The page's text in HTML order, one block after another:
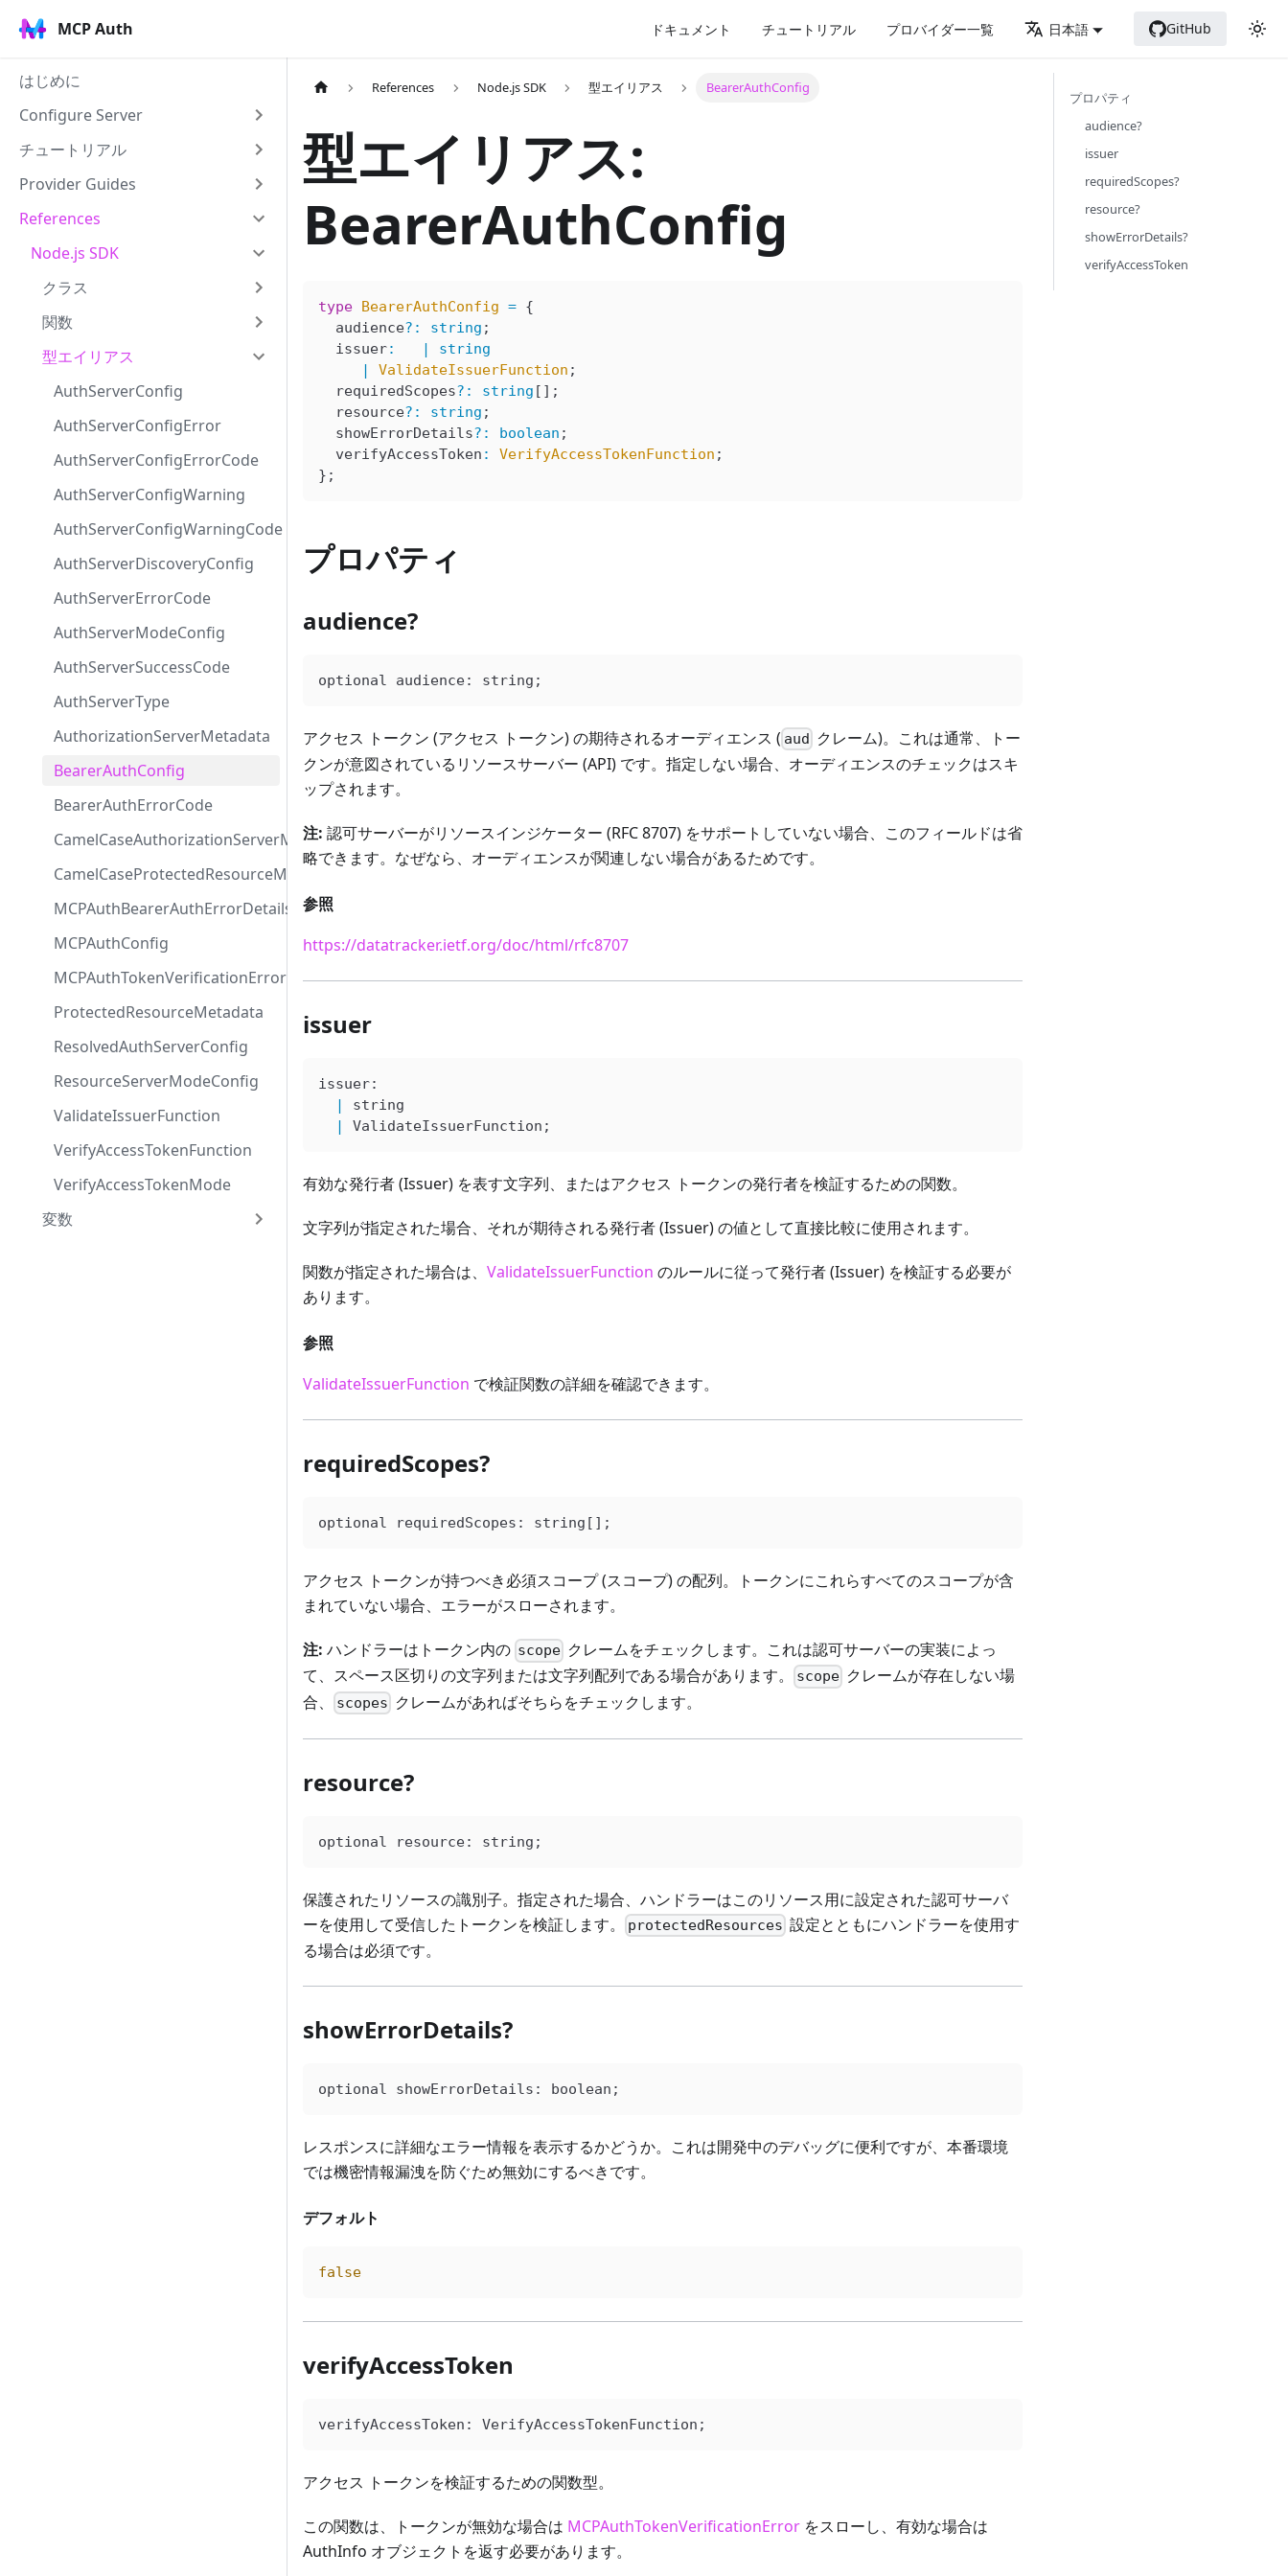
MCP Auth ドキュメント チュートリアル プロバイダー一覧 日本語 GitHub
はじめに
Configure Server
チュートリアル
Provider Guides
References
Node.js SDK
クラス
関数
型エイリアス
AuthServerConfig
AuthServerConfigError
AuthServerConfigErrorCode
AuthServerConfigWarning
AuthServerConfigWarningCode
AuthServerDiscoveryConfig
AuthServerErrorCode
AuthServerModeConfig
AuthServerSuccessCode
AuthServerType
AuthorizationServerMetadata
BearerAuthConfig
BearerAuthErrorCode
CamelCaseAuthorizationServerMetadata
CamelCaseProtectedResourceMetadata
MCPAuthBearerAuthErrorDetails
MCPAuthConfig
MCPAuthTokenVerificationErrorCode
ProtectedResourceMetadata
ResolvedAuthServerConfig
ResourceServerModeConfig
ValidateIssuerFunction
VerifyAccessTokenFunction
VerifyAccessTokenMode
変数
References Node.js SDK 型エイリアス BearerAuthConfig
型エイリアス:
BearerAuthConfig
type BearerAuthConfig = {
  audience
? : string ;
  issuer
:
   |
string
     |
ValidateIssuerFunction ;
  requiredScopes
? : string [];
  resource
? : string ;
  showErrorDetails
? : boolean ;
  verifyAccessToken
: VerifyAccessTokenFunction ;
};
プロパティ
audience?
optional audience: string ;
アクセス トークン (アクセス トークン) の期待されるオーディエンス ( aud クレーム)。これは通常、トー
クンが意図されているリソースサーバー (API) です。指定しない場合、オーディエンスのチェックはスキ
ップされます。
注: 認可サーバーがリソースインジケーター (RFC 8707) をサポートしていない場合、このフィールドは省
略できます。なぜなら、オーディエンスが関連しない場合があるためです。
参照
https://datatracker.ietf.org/doc/html/rfc8707
issuer
issuer:
  |
string
  |
ValidateIssuerFunction ;
有効な発行者 (Issuer) を表す文字列、またはアクセス トークンの発行者を検証するための関数。
文字列が指定された場合、それが期待される発行者 (Issuer) の値として直接比較に使用されます。
関数が指定された場合は、 ValidateIssuerFunction のルールに従って発行者 (Issuer) を検証する必要が
あります。
参照
ValidateIssuerFunction で検証関数の詳細を確認できます。
requiredScopes?
optional requiredScopes : string [];
アクセス トークンが持つべき必須スコープ (スコープ) の配列。トークンにこれらすべてのスコープが含
まれていない場合、エラーがスローされます。
注: ハンドラーはトークン内の scope クレームをチェックします。これは認可サーバーの実装によっ
て、スペース区切りの文字列または文字列配列である場合があります。
scope クレームが存在しない場
合、
scopes クレームがあればそちらをチェックします。
resource?
optional resource: string ;
保護されたリソースの識別子。指定された場合、ハンドラーはこのリソース用に設定された認可サーバ
ーを使用して受信したトークンを検証します。
protectedResources 設定とともにハンドラーを使用す
る場合は必須です。
showErrorDetails?
optional showErrorDetails : boolean ;
レスポンスに詳細なエラー情報を表示するかどうか。これは開発中のデバッグに便利ですが、本番環境
では機密情報漏洩を防ぐため無効にするべきです。
デフォルト
false
verifyAccessToken
verifyAccessToken : VerifyAccessTokenFunction ;
アクセス トークンを検証するための関数型。
この関数は、トークンが無効な場合は MCPAuthTokenVerificationError をスローし、有効な場合は
AuthInfo オブジェクトを返す必要があります。
プロパティ
audience?
issuer
requiredScopes?
resource?
showErrorDetails?
verifyAccessToken